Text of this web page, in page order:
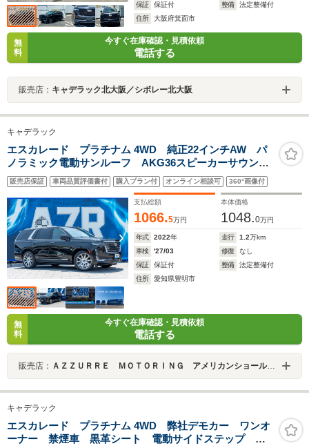
保証
保証付 整備
法定整備付
住所
大阪府箕面市
無
料
今すぐ在庫確認・見積依頼
電話する
販売店： キャデラック北大阪／シボレー北大阪
キャデラック
エスカレード プラチナム 4WD 純正22インチAW パ
ノラミック電動サンルーフ AKG36スピーカーサウンド
システム 後席エンターテインメント ヘッドフォン
有 冷蔵庫 社外デジタルインナーミラー ドラレコ
レーダー
販売店保証 車両品質評価書付 購入プラン付 オンライン相談可 360°画像付
支払総額
1066.5万円
本体価格
1048.0万円
年式 2022年 走行 1.2万km
車検
'27/03 修復
なし
保証
保証付 整備
法定整備付
住所
愛知県豊明市
無
料
今すぐ在庫確認・見積依頼
電話する
販売店： ＡＺＺＵＲＲＥ ＭＯＴＯＲＩＮＧ アメリカンショールーム
キャデラック
エスカレード プラチナム 4WD 弊社デモカー ワンオ
ーナー 禁煙車 黒革シート 電動サイドステップ パ